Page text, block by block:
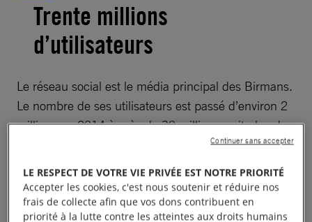
Trente millions
d’utilisateurs
Le réseau social est le média principal des Birmans.
Le nombre de ses utilisateurs est passé d’environ 2
millions en 2014 à près de 30 millions, soit plus de
Principales raisons : la chute du prix des cartes SIM,
de 3 000 à 1 euro en sept ans, et la vente de
LE RESPECT DE VOTRE VIE PRIVÉE EST NOTRE PRIORITÉ
Accepter les cookies, c'est nous soutenir et réduire nos
frais de collecte afin que vos dons contribuent en
priorité à la lutte contre les atteintes aux droits humains
Continuer sans accepter